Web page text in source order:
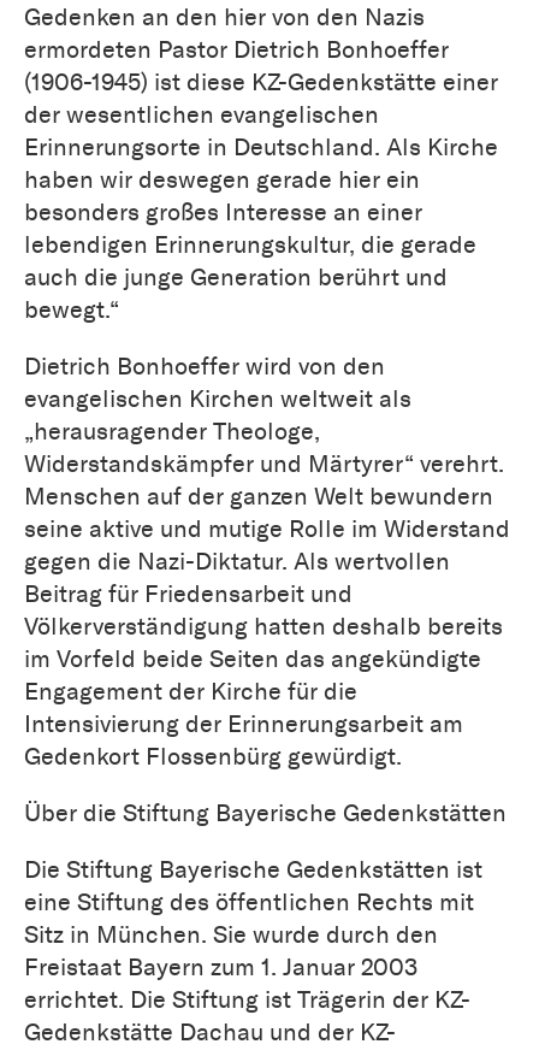
Gedenken an den hier von den Nazis
ermordeten Pastor Dietrich Bonhoeffer
(1906-1945) ist diese KZ-Gedenkstätte einer
der wesentlichen evangelischen
Erinnerungsorte in Deutschland. Als Kirche
haben wir deswegen gerade hier ein
besonders großes Interesse an einer
lebendigen Erinnerungskultur, die gerade
auch die junge Generation berührt und
bewegt.“
Dietrich Bonhoeffer wird von den
evangelischen Kirchen weltweit als
„herausragender Theologe,
Widerstandskämpfer und Märtyrer“ verehrt.
Menschen auf der ganzen Welt bewundern
seine aktive und mutige Rolle im Widerstand
gegen die Nazi-Diktatur. Als wertvollen
Beitrag für Friedensarbeit und
Völkerverständigung hatten deshalb bereits
im Vorfeld beide Seiten das angekündigte
Engagement der Kirche für die
Intensivierung der Erinnerungsarbeit am
Gedenkort Flossenbürg gewürdigt.
Über die Stiftung Bayerische Gedenkstätten
Die Stiftung Bayerische Gedenkstätten ist
eine Stiftung des öffentlichen Rechts mit
Sitz in München. Sie wurde durch den
Freistaat Bayern zum 1. Januar 2003
errichtet. Die Stiftung ist Trägerin der KZ-
Gedenkstätte Dachau und der KZ-